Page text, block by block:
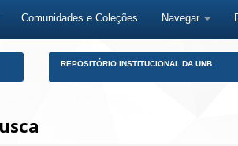
Comunidades e Coleções Navegar
REPOSITÓRIO INSTITUCIONAL DA UNB